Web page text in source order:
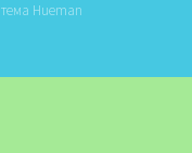
тема Hueman